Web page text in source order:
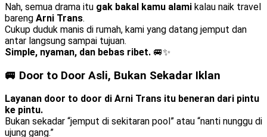
Nah, semua drama itu gak bakal kamu alami kalau naik travel
bareng Arni Trans.
Cukup duduk manis di rumah, kami yang datang jemput dan
antar langsung sampai tujuan.
Simple, nyaman, dan bebas ribet. 🚐✨
🚐 Door to Door Asli, Bukan Sekadar Iklan
Layanan door to door di Arni Trans itu beneran dari pintu
ke pintu.
Bukan sekadar “jemput di sekitaran pool” atau “nanti nunggu di
ujung gang.”